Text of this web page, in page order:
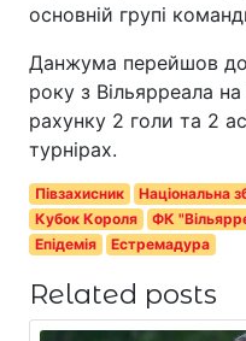
основній групі
Данжума перейшов
року з Вільярреала
рахунку 2 голи та 2
турнірах.
Півзахисник
Національна
Кубок Короля
ФК
Епідемія
Естремадура
Related posts